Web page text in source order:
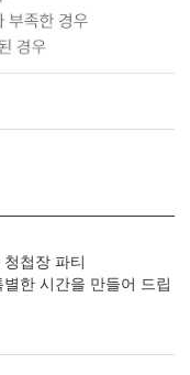
첩장 파티
한 시간을 만들어 드립